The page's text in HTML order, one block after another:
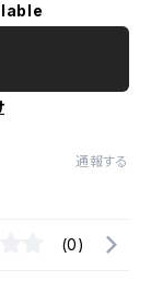
通報する
(0)